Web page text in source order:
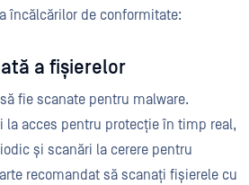
încălcărilor de conformitate:
a fișierelor
fie scanate pentru malware.
la acces pentru protecție în timp real,
și scanări la cerere pentru
recomandat să scanați fișierele cu